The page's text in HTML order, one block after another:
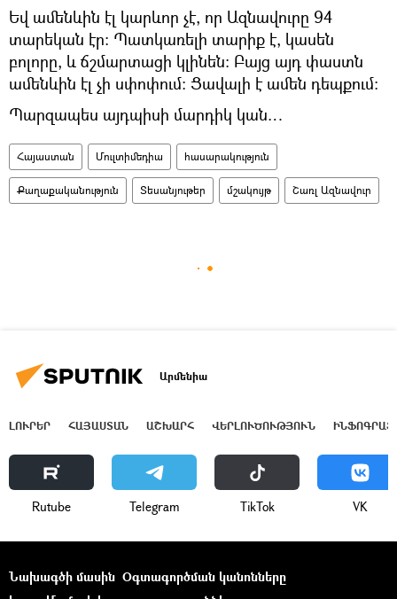
Եվ ամենևին էլ կարևոր չէ, որ Ազնավուրը 94
տարեկան էր։ Պատկառելի տարիք է, կասեն
բոլորը, և ճշմարտացի կլինեն։ Բայց այդ փաստն
ամենևին էլ չի սփոփում։ Ցավալի է ամեն դեպքում։
Պարզապես այդպիսի մարդիկ կան…
Հայաստան Մուլտիմեդիա հասարակություն
Քաղաքականություն Տեսանյութեր մշակույթ Շառլ Ազնավուր
Արմենիա
ԼՈՒՐԵՐ ՀԱՅԱՍՏԱՆ ԱՇԽԱՐՀ ՎԵՐԼՈՒԾՈՒԹՅՈՒՆ
Rutube Telegram ТikТоk VK
Նախագծի մասին Օգտագործման կանոնները